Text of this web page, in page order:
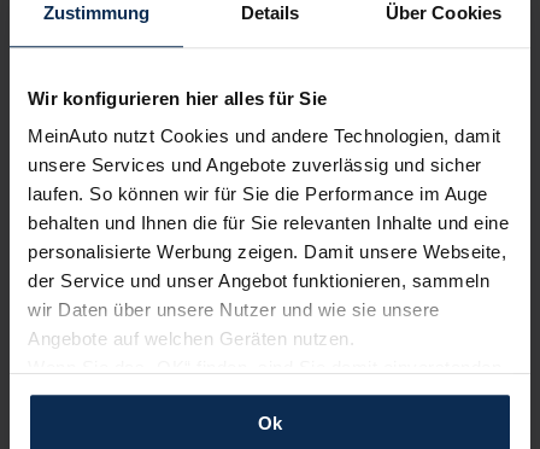
Zustimmung Details Über Cookies
Wir konfigurieren hier alles für Sie
MeinAuto nutzt Cookies und andere Technologien, damit
unsere Services und Angebote zuverlässig und sicher
laufen. So können wir für Sie die Performance im Auge
behalten und Ihnen die für Sie relevanten Inhalte und eine
personalisierte Werbung zeigen. Damit unsere Webseite,
der Service und unser Angebot funktionieren, sammeln
wir Daten über unsere Nutzer und wie sie unsere
Angebote auf welchen Geräten nutzen.
und erlauben uns Cookies für unseren Service zu
verwenden und diese Daten an Dritte weiterzugeben,
Ok
Verkauf startet in Kürze
Wir sind stolz auf eine hohe
MeinAuto.de hat langjährige Erfahrungen auf dem
Neuwagenmarkt in Deutschland. Unsere Kunden haben
dadurch ihr Wunschauto zum Top-Rabatt erhalten und
Sehen Sie sich unsere Bewertungen an: